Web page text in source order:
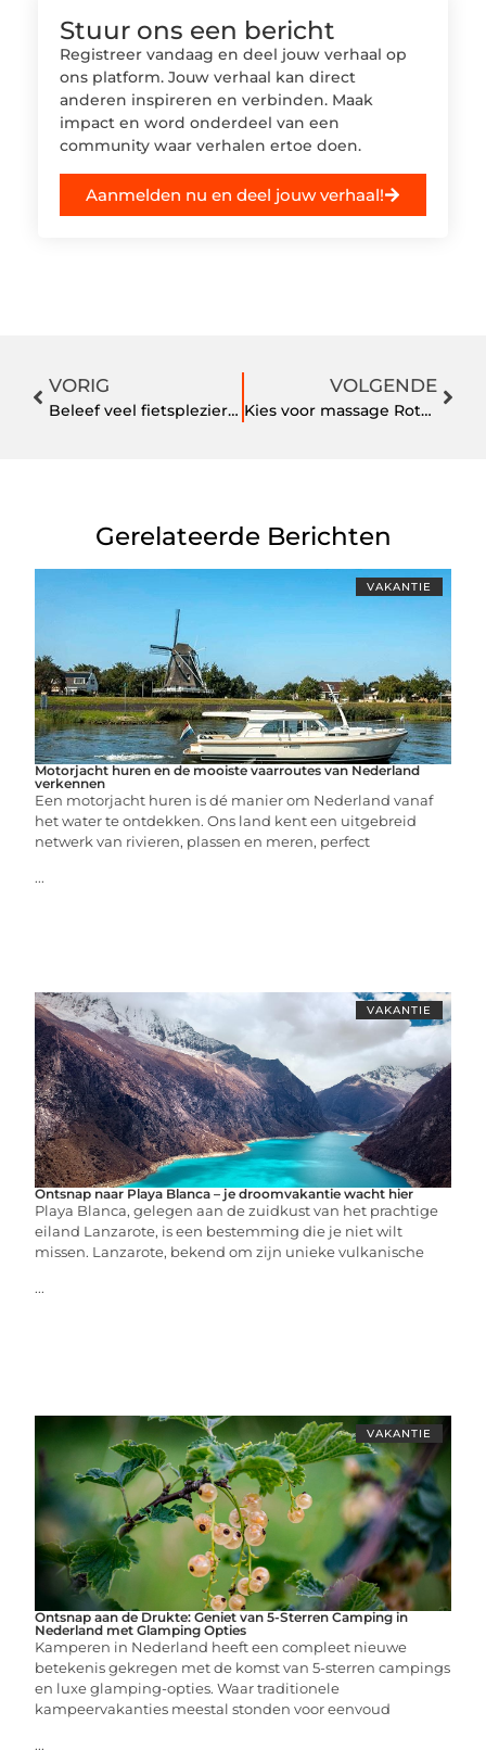
Stuur ons een bericht
Registreer vandaag en deel jouw verhaal op
ons platform. Jouw verhaal kan direct
anderen inspireren en verbinden. Maak
impact en word onderdeel van een
community waar verhalen ertoe doen.
Aanmelden nu en deel jouw verhaal!
VORIG
Beleef veel fietsplezier door Thompson mountainbikes te kopen
VOLGENDE
Kies voor massage Rotterdam en relax!
Gerelateerde Berichten
VAKANTIE
Motorjacht huren en de mooiste vaarroutes van Nederland
verkennen
Een motorjacht huren is dé manier om Nederland vanaf
het water te ontdekken. Ons land kent een uitgebreid
netwerk van rivieren, plassen en meren, perfect
...
VAKANTIE
Ontsnap naar Playa Blanca – je droomvakantie wacht hier
Playa Blanca, gelegen aan de zuidkust van het prachtige
eiland Lanzarote, is een bestemming die je niet wilt
missen. Lanzarote, bekend om zijn unieke vulkanische
...
VAKANTIE
Ontsnap aan de Drukte: Geniet van 5-Sterren Camping in
Nederland met Glamping Opties
Kamperen in Nederland heeft een compleet nieuwe
betekenis gekregen met de komst van 5-sterren campings
en luxe glamping-opties. Waar traditionele
kampeervakanties meestal stonden voor eenvoud
...